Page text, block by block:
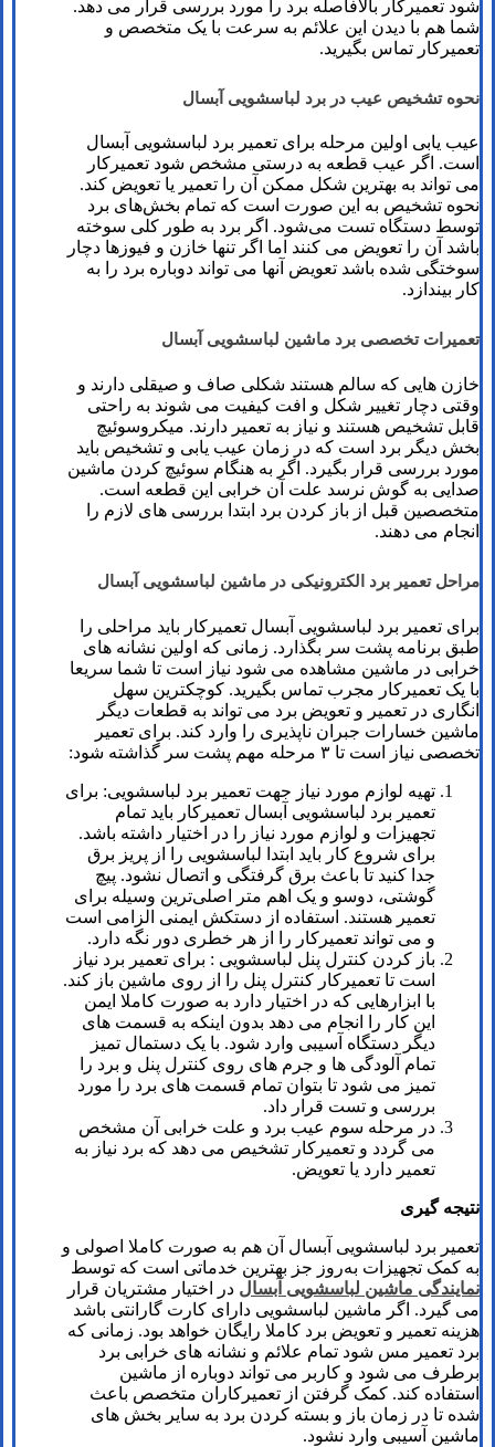
شود تعمیرکار بالافاصله برد را مورد بررسی قرار می دهد.
شما هم با دیدن این علائم به سرعت با یک متخصص و
تعمیرکار تماس بگیرید.
نحوه تشخیص عیب در برد لباسشویی آبسال
عیب یابی اولین مرحله برای تعمیر برد لباسشویی آبسال
است. اگر عیب قطعه به درستی مشخص شود تعمیرکار
می تواند به بهترین شکل ممکن آن را تعمیر یا تعویض کند.
نحوه تشخیص به این صورت است که تمام بخش‌های برد
توسط دستگاه تست می‌شود. اگر برد به طور کلی سوخته
باشد آن را تعویض می کنند اما اگر تنها خازن و فیوزها دچار
سوختگی شده باشد تعویض آنها می تواند دوباره برد را به
کار بیندازد.
تعمیرات تخصصی برد ماشین لباسشویی آبسال
خازن هایی که سالم هستند شکلی صاف و صیقلی دارند و
وقتی دچار تغییر شکل و افت کیفیت می شوند به راحتی
قابل تشخیص هستند و نیاز به تعمیر دارند. میکروسوئیچ
بخش دیگر برد است که در زمان عیب یابی و تشخیص باید
مورد بررسی قرار بگیرد. اگر به هنگام سوئیچ کردن ماشین
صدایی به گوش نرسد علت آن خرابی این قطعه است.
متخصصین قبل از باز کردن برد ابتدا بررسی های لازم را
انجام می دهند.
مراحل تعمیر برد الکترونیکی در ماشین لباسشویی آبسال
برای تعمیر برد لباسشویی آبسال تعمیرکار باید مراحلی را
طبق برنامه پشت سر بگذارد‌. زمانی که اولین نشانه های
خرابی در ماشین مشاهده می شود نیاز است تا شما سریعا
با یک تعمیرکار مجرب تماس بگیرید. کوچکترین سهل
انگاری در تعمیر و تعویض برد می تواند به قطعات دیگر
ماشین خسارات جبران ناپذیری را وارد کند. برای تعمیر
تخصصی نیاز است تا ۳ مرحله مهم پشت سر گذاشته شود:
تهیه لوازم مورد نیاز جهت تعمیر برد لباسشویی: برای
تعمیر برد لباسشویی آبسال تعمیرکار باید تمام
تجهیزات و لوازم مورد نیاز را در اختیار داشته باشد.
برای شروع کار باید ابتدا لباسشویی را از پریز برق
جدا کنید تا باعث برق گرفتگی و اتصال نشود. پیچ
گوشتی، دوسو و یک اهم متر اصلی‌ترین وسیله برای
تعمیر هستند. استفاده از دستکش ایمنی الزامی است
و می تواند تعمیرکار را از هر خطری دور نگه دارد.
باز کردن کنترل پنل لباسشویی : برای تعمیر برد نیاز
است تا تعمیرکار کنترل پنل را از روی ماشین باز کند.
با ابزارهایی که در اختیار دارد به صورت کاملا ایمن
این کار را انجام می دهد بدون اینکه به قسمت های
دیگر دستگاه آسیبی وارد شود. با یک دستمال تمیز
تمام آلودگی ها و جرم های روی کنترل پنل و برد را
تمیز می شود تا بتوان تمام قسمت های برد را مورد
بررسی و تست قرار داد.
در مرحله سوم عیب برد و علت خرابی آن مشخص
می گردد و تعمیرکار تشخیص می دهد که برد نیاز به
تعمیر دارد یا تعویض.
نتیجه گیری
تعمیر برد لباسشویی آبسال آن هم به صورت کاملا اصولی و
به کمک تجهیزات به‌روز جز بهترین خدماتی است که توسط
نمایندگی ماشین لباسشویی آبسال در اختیار مشتریان قرار
می گیرد. اگر ماشین لباسشویی دارای کارت گارانتی باشد
هزینه تعمیر و تعویض برد کاملا رایگان خواهد بود. زمانی که
برد تعمیر مس شود تمام علائم و نشانه های خرابی برد
برطرف می شود و کاربر می تواند دوباره از ماشین
استفاده کند. کمک گرفتن از تعمیرکاران متخصص باعث
شده تا در زمان باز و بسته کردن برد به سایر بخش های
ماشین آسیبی وارد نشود.